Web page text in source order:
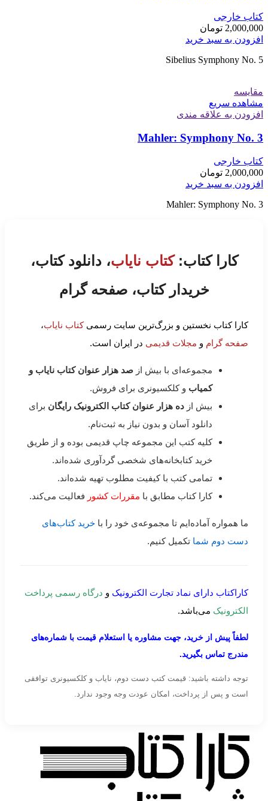
کتاب خارجی
2,000,000 تومان
افزودن به سبد خرید
Sibelius Symphony No. 5
مقایسه
مشاهده سریع
افزودن به علاقه مندی
Mahler: Symphony No. 3
کتاب خارجی
2,000,000 تومان
افزودن به سبد خرید
Mahler: Symphony No. 3
کارا کتاب:کتاب نایاب، دانلود کتاب،
خریدار کتاب، صفحه گرام
کارا کتاب نخستین و بزرگ‌ترین سایت رسمیکتاب نایاب،
صفحه گرام و مجلات قدیمی در ایران است.
مجموعه‌ای با بیش از صد هزار عنوان کتاب نایاب و
کمیاب و کلکسیونری برای فروش.
بیش از ده هزار عنوان کتاب الکترونیک رایگان برای
دانلود آسان و بدون نیاز به ثبت‌نام.
کلیه کتب این مجموعه چاپ قدیمی بوده و از طریق
خرید کتابخانه‌های شخصی گردآوری شده‌اند.
تمامی کتب با کیفیت مطلوب تهیه شده‌اند.
کارا کتاب مطابق با مقررات کشور فعالیت می‌کند.
ما همواره آماده‌ایم تا مجموعه‌ی خود را با خرید کتاب‌های
دست دوم شما تکمیل کنیم.
کاراکتاب دارای نماد تجارت الکترونیک و درگاه رسمی پرداخت
الکترونیک می‌باشد.
لطفاً پیش از خرید، جهت مشاوره یا استعلام قیمت با شماره‌های
مندرج تماس بگیرید.
توجه داشته باشید: قیمت کتب دست دوم، نایاب و کلکسیونری توافقی
است و پس از پرداخت، امکان عودت وجه وجود ندارد.